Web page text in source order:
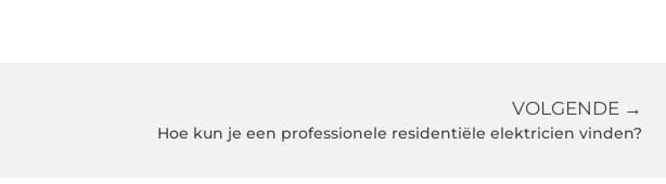
VOLGENDE →
Hoe kun je een professionele residentiële elektricien vinden?